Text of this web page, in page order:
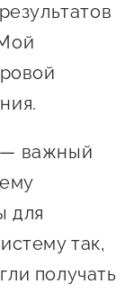
— важный
для
так,
получать